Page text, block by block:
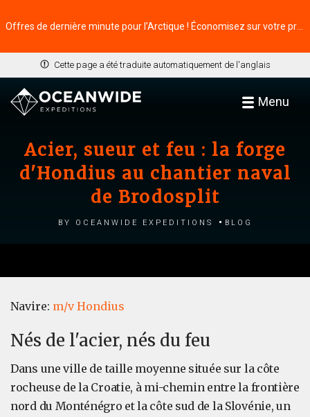
Cette page a été traduite automatiquement de l'anglais
Menu
Acier, sueur et feu : la forge
d'Hondius au chantier naval
de Brodosplit
by Oceanwide Expeditions Blog
Navire: m/v Hondius
Nés de l'acier, nés du feu
Dans une ville de taille moyenne située sur la côte
rocheuse de la Croatie, à mi-chemin entre la frontière
nord du Monténégro et la côte sud de la Slovénie, un